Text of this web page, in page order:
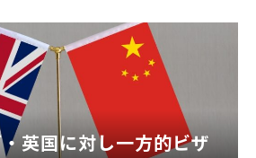
台湾にはもともと宗教的な理由でベ
英国に対し一方的ビザ